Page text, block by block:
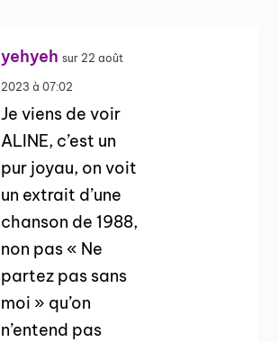
yehyeh sur 22 août
2023 à 07:02
Je viens de voir
ALINE, c’est un
pur joyau, on voit
un extrait d’une
chanson de 1988,
non pas « Ne
partez pas sans
moi » qu’on
n’entend pas